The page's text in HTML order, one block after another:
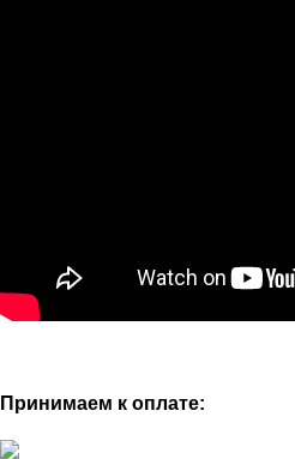
Принимаем к оплате: